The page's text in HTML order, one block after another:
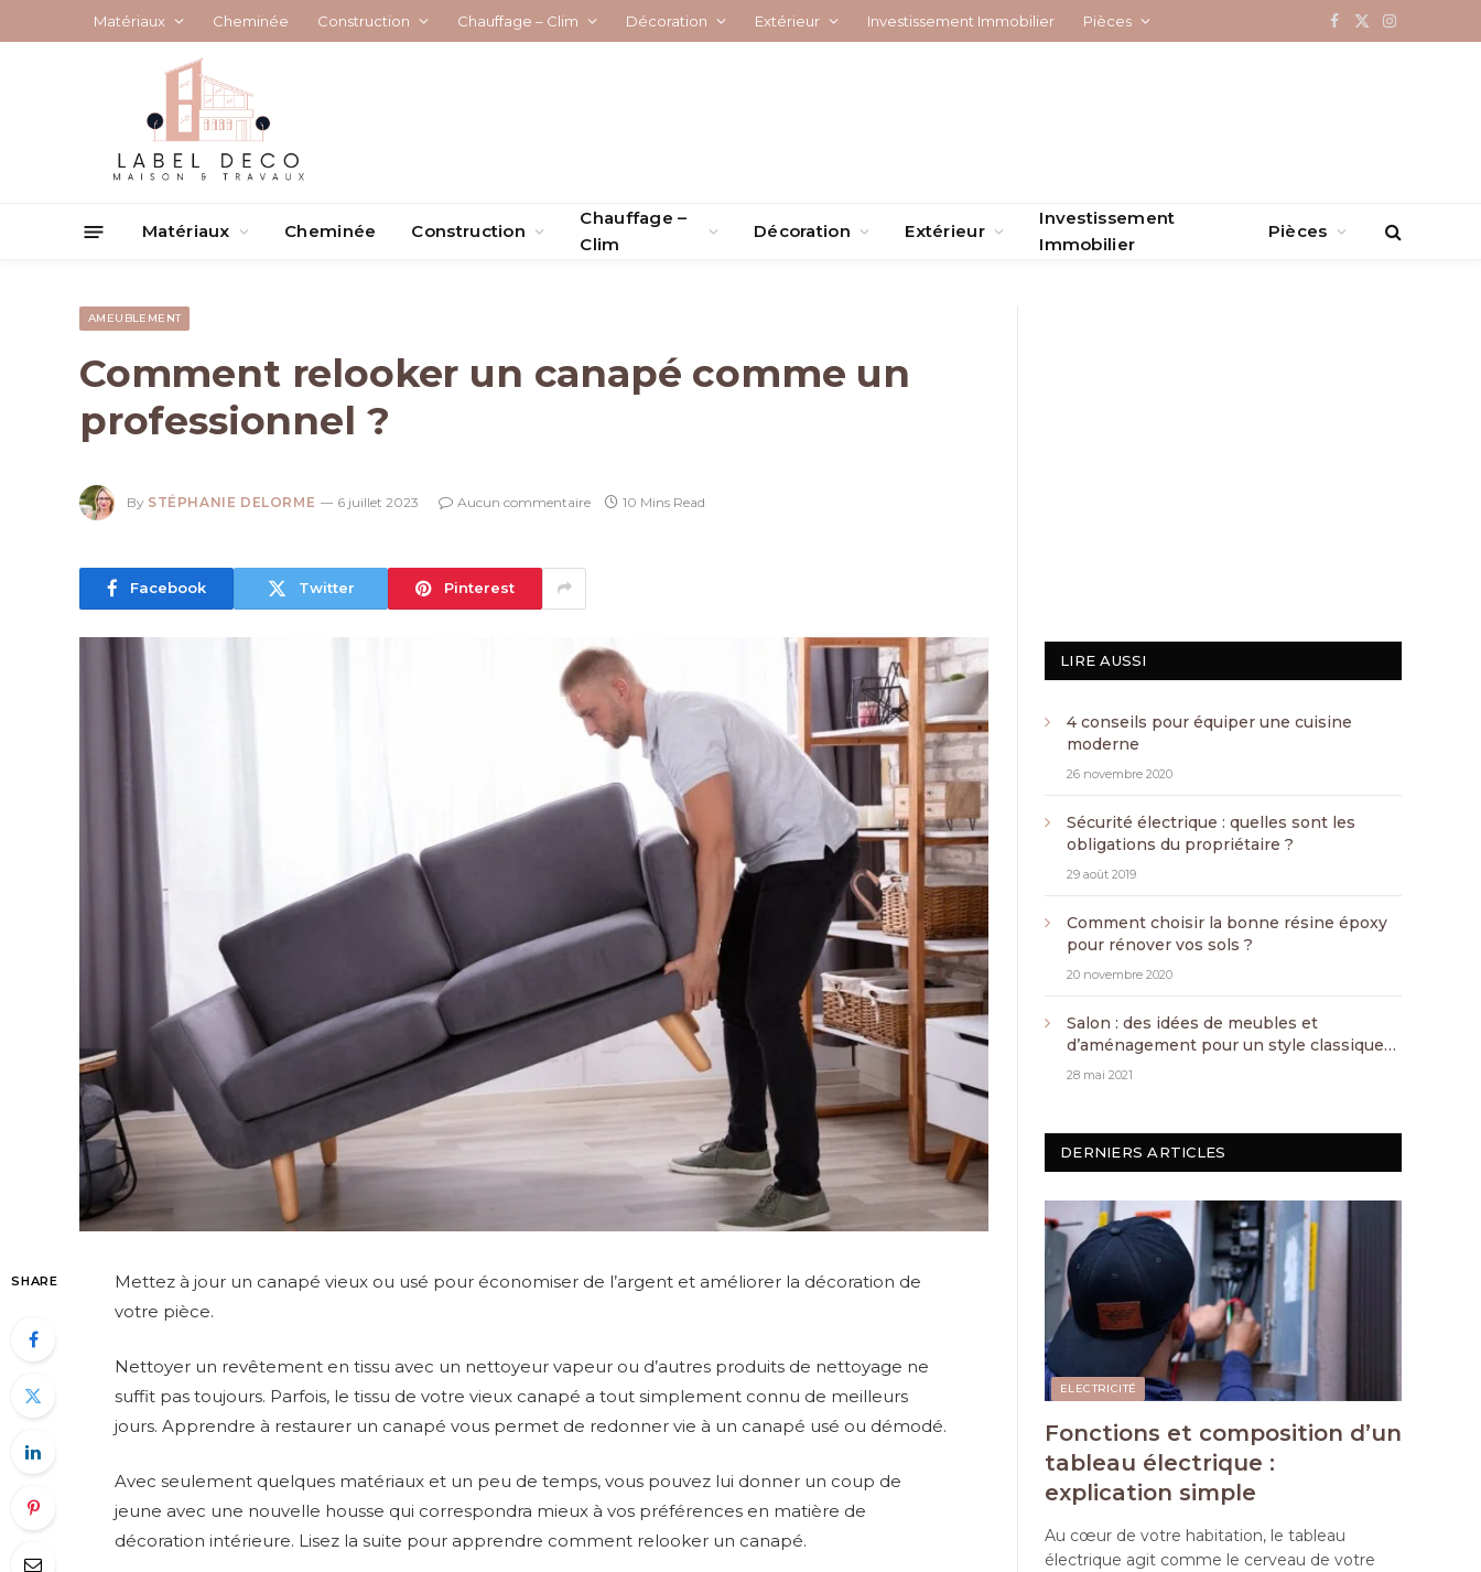
Matériaux Cheminée Construction Chauffage – Clim Décoration Extérieur Investissement Immobilier Pièces Facebook
X
Instagram
Matériaux Cheminée Construction
Chauffage –
Clim
Décoration Extérieur
Investissement
Immobilier
Pièces
AMEUBLEMENT
Comment relooker un canapé comme un
professionnel ?
By STÉPHANIE DELORME 6 juillet 2023 Aucun commentaire 10 Mins Read
Facebook Twitter Pinterest
SHARE
Mettez à jour un canapé vieux ou usé pour économiser de l’argent et améliorer la décoration de
votre pièce.
Nettoyer un revêtement en tissu avec un nettoyeur vapeur ou d’autres produits de nettoyage ne
suffit pas toujours. Parfois, le tissu de votre vieux canapé a tout simplement connu de meilleurs
jours. Apprendre à restaurer un canapé vous permet de redonner vie à un canapé usé ou démodé.
Avec seulement quelques matériaux et un peu de temps, vous pouvez lui donner un coup de
jeune avec une nouvelle housse qui correspondra mieux à vos préférences en matière de
décoration intérieure. Lisez la suite pour apprendre comment relooker un canapé.
LIRE AUSSI
4 conseils pour équiper une cuisine
moderne
26 novembre 2020
Sécurité électrique : quelles sont les
obligations du propriétaire ?
29 août 2019
Comment choisir la bonne résine époxy
pour rénover vos sols ?
20 novembre 2020
Salon : des idées de meubles et
d’aménagement pour un style classique
chic
28 mai 2021
DERNIERS ARTICLES
ELECTRICITÉ
Fonctions et composition d’un
tableau électrique :
explication simple
Au cœur de votre habitation, le tableau
électrique agit comme le cerveau de votre